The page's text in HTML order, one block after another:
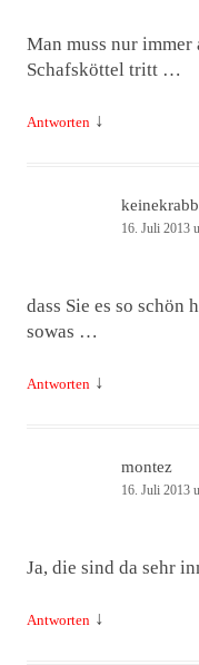
Man muss nur immer
Schafsköttel tritt …
Antworten ↓
16. Juli 2013
dass Sie es so
sowas …
Antworten ↓
montez
16. Juli 2013
Ja, die sind da sehr
Antworten ↓